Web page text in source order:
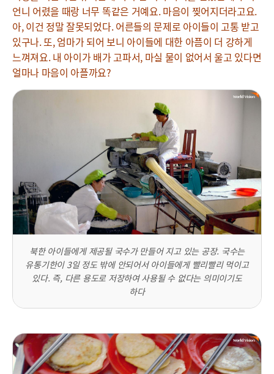
언니 어렸을 때랑 너무 똑같은 거예요. 마음이 찢어지더라고요.
아, 이건 정말 잘못되었다. 어른들의 문제로 아이들이 고통 받고
있구나. 또, 엄마가 되어 보니 아이들에 대한 아픔이 더 강하게
느껴져요. 내 아이가 배가 고파서, 마실 물이 없어서 울고 있다면
얼마나 마음이 아플까요?
북한 아이들에게 제공될 국수가 만들어 지고 있는 공장. 국수는
유통기한이 3일 정도 밖에 안되어서 아이들에게 빨리빨리 먹이고
있다. 즉, 다른 용도로 저장하여 사용될 수 없다는 의미이기도
하다